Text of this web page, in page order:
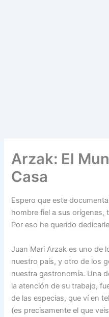
Arzak: El
Casa
Espero que este
hombre fiel a sus orígenes,
Por eso he querido
Juan Mari Arzak es uno de
nuestro país, y otro de los
nuestra gastronomía. Una
la atención de su trabajo,
de las especias, que ví en
(es precisamente el que